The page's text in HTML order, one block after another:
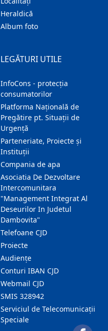
Heraldică
Album foto
LEGĂTURI UTILE
InfoCons - protecția
consumatorilor
Platforma Națională de
Pregătire pt. Situații de
Urgență
Parteneriate, Proiecte și
Instituții
Compania de apa
Asociatia De Dezvoltare
Intercomunitara
"Management Integrat Al
Deseurilor In Judetul
Dambovita"
Telefoane CJD
Proiecte
Audienţe
Conturi IBAN CJD
Webmail CJD
SMIS 328942
Serviciul de Telecomunicații
Speciale